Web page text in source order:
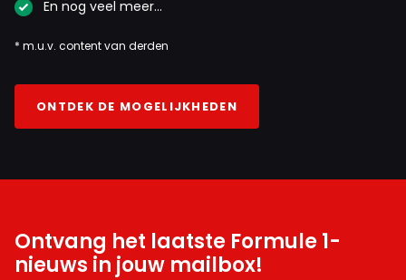
En nog veel meer…
* m.u.v. content van derden
ONTDEK DE MOGELIJKHEDEN
Ontvang het laatste Formule 1-
nieuws in jouw mailbox!